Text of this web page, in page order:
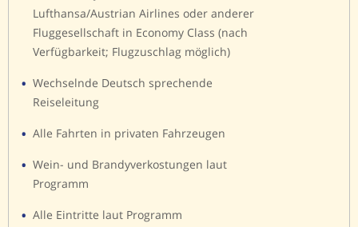
Lufthansa/Austrian Airlines oder anderer
Fluggesellschaft in Economy Class (nach
Verfügbarkeit; Flugzuschlag möglich)
Wechselnde Deutsch sprechende
Reiseleitung
Alle Fahrten in privaten Fahrzeugen
Wein- und Brandyverkostungen laut
Programm
Alle Eintritte laut Programm